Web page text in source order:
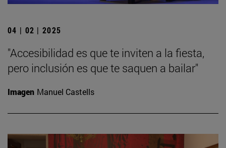
04 | 02 | 2025
"Accesibilidad es que te inviten a la fiesta,
pero inclusión es que te saquen a bailar"
Imagen Manuel Castells